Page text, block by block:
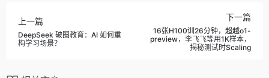
上一篇
DeepSeek 破圈教育：AI 如何重
构学习场景？
下一篇
16张H100训26分钟，超越o1-
preview，李飞飞等用1K样本，
揭秘测试时Scaling